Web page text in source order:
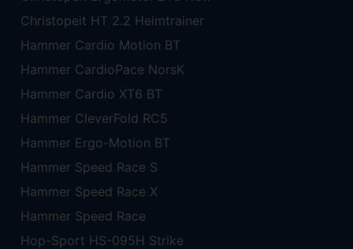
Christopeit HT 2.2 Heimtrainer
Hammer Cardio Motion BT
Hammer CardioPace NorsK
Hammer Cardio XT6 BT
Hammer CleverFold RC5
Hammer Ergo-Motion BT
Hammer Speed Race S
Hammer Speed Race X
Hammer Speed Race
Hop-Sport HS-095H Strike